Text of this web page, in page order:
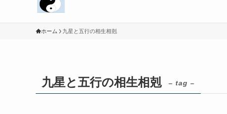
ホーム 九星と五行の相生相剋
九星と五行の相生相剋 – tag –